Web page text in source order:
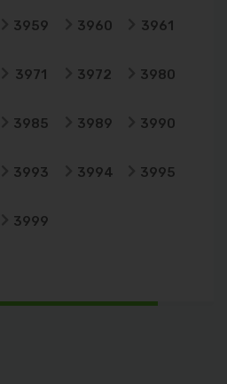
3959 3960 3961
3971 3972 3980
3985 3989 3990
3993 3994 3995
3999